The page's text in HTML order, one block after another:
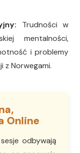
Trudności w
mentalności,
i problemy
z Norwegami.
Online
odbywają